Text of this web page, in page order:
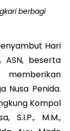
berbagi
Hari
ASN, beserta
Nusa Penida.
Kompol
S.I.P., M.M.,